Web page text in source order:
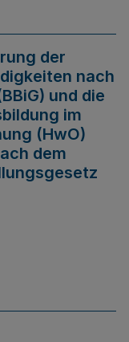
der
nach
und die
im
(HwO)
dem